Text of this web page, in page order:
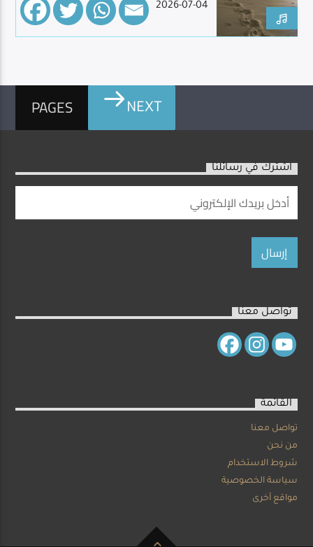
2026-07-04
PAGES NEXT
اشترك في رسائلنا
تواصل معنا
القائمة
تواصل معنا
من نحن
شروط الاستخدام
سياسة الخصوصية
مواقع أخرى